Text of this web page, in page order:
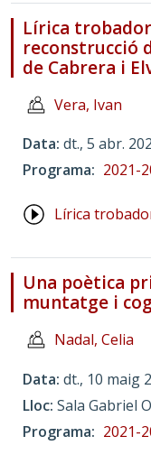
Lírica
reconstrucció
de Cabrera i
Vera, Ivan
Data dt., 5 abr.
Programa
2021-
Lírica
Una poètica
muntatge i
Nadal, Celia
Data dt., 10 maig
Lloc Sala Gabriel
Programa
2021-